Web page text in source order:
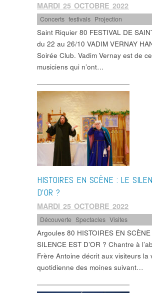
MARDI 25 OCTOBRE 2022
Concerts ,festivals Projection
Saint Riquier 80 FESTIVAL DE
du 22 au 26/10 VADIM VERNAY
Soirée Club. Vadim Vernay est de
musiciens qui n’ont…
HISTOIRES EN SCÈNE : LE
D’OR ?
MARDI 25 OCTOBRE 2022
Découverte ,Spectacles ,Visites
Argoules 80 HISTOIRES EN
SILENCE EST D’OR ? Chantre à
Frère Antoine décrit aux visiteurs la
quotidienne des moines suivant…